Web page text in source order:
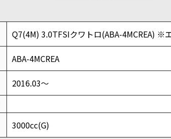
Q7(4M) 3.0TFSIクワトロ(ABA-4MCREA) ※
ABA-4MCREA
2016.03～
3000cc(G)